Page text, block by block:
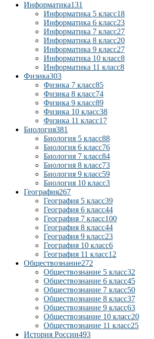
Информатика131
Информатика 5 класс18
Информатика 6 класс23
Информатика 7 класс27
Информатика 8 класс20
Информатика 9 класс27
Информатика 10 класс8
Информатика 11 класс8
Физика303
Физика 7 класс85
Физика 8 класс74
Физика 9 класс89
Физика 10 класс38
Физика 11 класс17
Биология381
Биология 5 класс88
Биология 6 класс76
Биология 7 класс84
Биология 8 класс73
Биология 9 класс59
Биология 10 класс3
География267
География 5 класс39
География 6 класс44
География 7 класс100
География 8 класс44
География 9 класс23
География 10 класс6
География 11 класс12
Обществознание272
Обществознание 5 класс32
Обществознание 6 класс45
Обществознание 7 класс50
Обществознание 8 класс37
Обществознание 9 класс63
Обществознание 10 класс20
Обществознание 11 класс25
История России493